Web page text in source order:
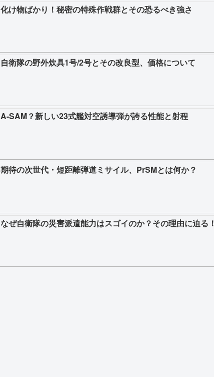
化け物ばかり！秘密の特殊作戦群とその恐るべき強さ
自衛隊の野外炊具1号/2号とその改良型、価格について
A-SAM？新しい23式艦対空誘導弾が誇る性能と射程
期待の次世代・短距離弾道ミサイル、PrSMとは何か？
なぜ自衛隊の災害派遣能力はスゴイのか？その理由に迫る！